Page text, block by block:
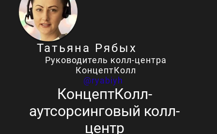
Татьяна Рябых
Руководитель колл-центра
КонцептКолл
@ryabiyh
КонцептКолл-
аутсорсинговый колл-
центр